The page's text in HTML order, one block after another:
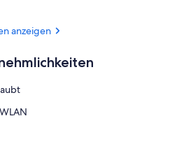
anzeigen